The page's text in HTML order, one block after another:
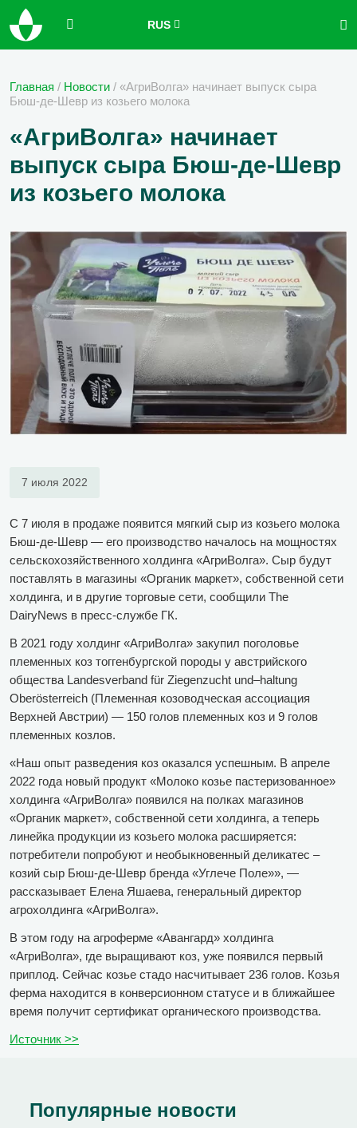
RUS
Главная / Новости / «АгриВолга» начинает выпуск сыра
Бюш-де-Шевр из козьего молока
«АгриВолга» начинает
выпуск сыра Бюш-де-Шевр
из козьего молока
7 июля 2022
С 7 июля в продаже появится мягкий сыр из козьего молока
Бюш-де-Шевр — его производство началось на мощностях
сельскохозяйственного холдинга «АгриВолга». Сыр будут
поставлять в магазины «Органик маркет», собственной сети
холдинга, и в другие торговые сети, сообщили The
DairyNews в пресс-службе ГК.
В 2021 году холдинг «АгриВолга» закупил поголовье
племенных коз тоггенбургской породы у австрийского
общества Landesverband für Ziegenzucht und–haltung
Oberösterreich (Племенная козоводческая ассоциация
Верхней Австрии) — 150 голов племенных коз и 9 голов
племенных козлов.
«Наш опыт разведения коз оказался успешным. В апреле
2022 года новый продукт «Молоко козье пастеризованное»
холдинга «АгриВолга» появился на полках магазинов
«Органик маркет», собственной сети холдинга, а теперь
линейка продукции из козьего молока расширяется:
потребители попробуют и необыкновенный деликатес –
козий сыр Бюш-де-Шевр бренда «Углече Поле»», —
рассказывает Елена Яшаева, генеральный директор
агрохолдинга «АгриВолга».
В этом году на агроферме «Авангард» холдинга
«АгриВолга», где выращивают коз, уже появился первый
приплод. Сейчас козье стадо насчитывает 236 голов. Козья
ферма находится в конверсионном статусе и в ближайшее
время получит сертификат органического производства.
Источник >>
Популярные новости